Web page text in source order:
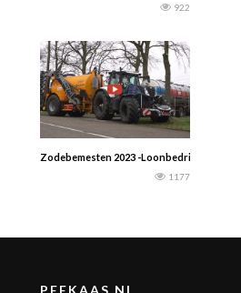
922
Zodebemesten 2023 -Loonbedrijf H.Brand
1177